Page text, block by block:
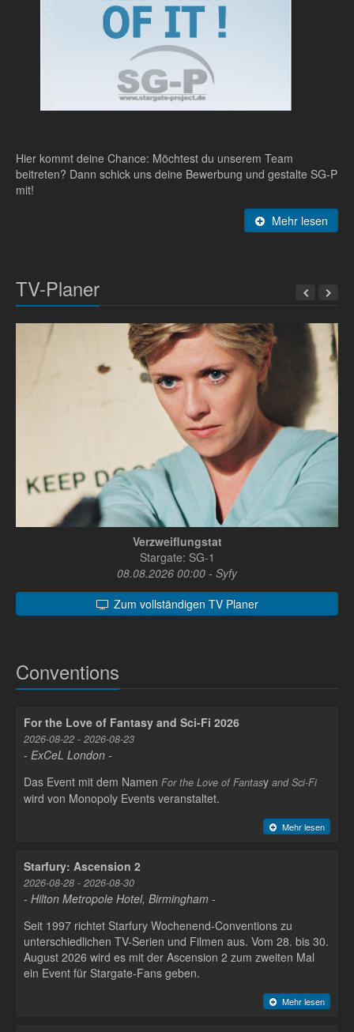
Hier kommt deine Chance: Möchtest du unserem Team
beitreten? Dann schick uns deine Bewerbung und gestalte SG-P
mit!
Mehr lesen
TV-Planer
Verzweiflungstat
Stargate: SG-1
08.08.2026 00:00 - Syfy
Zum vollständigen TV Planer
Conventions
For the Love of Fantasy and Sci-Fi 2026
2026-08-22 - 2026-08-23
- ExCeL London -
Das Event mit dem Namen For the Love of Fantasy and Sci-Fi
wird von Monopoly Events veranstaltet.
Mehr lesen
Starfury: Ascension 2
2026-08-28 - 2026-08-30
- Hilton Metropole Hotel, Birmingham -
Seit 1997 richtet Starfury Wochenend-Conventions zu
unterschiedlichen TV-Serien und Filmen aus. Vom 28. bis 30.
August 2026 wird es mit der Ascension 2 zum zweiten Mal
ein Event für Stargate-Fans geben.
Mehr lesen